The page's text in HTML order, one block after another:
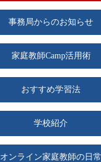
事務局からのお知らせ
家庭教師Camp活用術
おすすめ学習法
学校紹介
オンライン家庭教師の日常